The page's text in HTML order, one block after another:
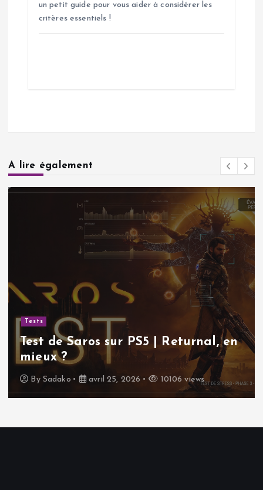
un petit guide pour vous aider à considérer les
critères essentiels !
A lire également
Tests
Test de Saros sur PS5 | Returnal, en
mieux ?
By Sadako avril 25, 2026 10106 views